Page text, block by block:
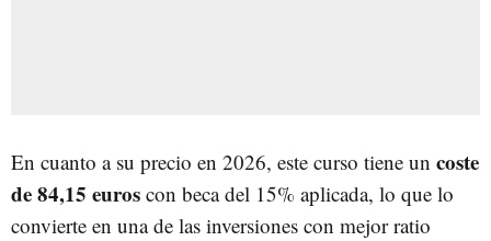
En cuanto a su precio en 2026, este curso tiene un coste
de 84,15 euros con beca del 15% aplicada, lo que lo
convierte en una de las inversiones con mejor ratio